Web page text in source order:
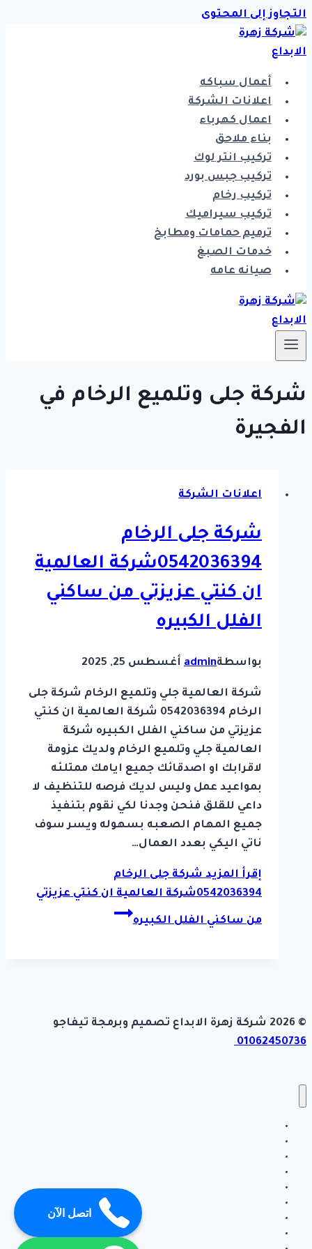
التجاوز إلى المحتوى
أعمال سباكه
اعلانات الشركة
اعمال كهرباء
بناء ملاحق
تركيب انتر لوك
تركيب جبس بورد
تركيب رخام
تركيب سيراميك
ترميم حمامات ومطابخ
خدمات الصبغ
صيانه عامه
شركة جلى وتلميع الرخام في
الفجيرة
اعلانات الشركة
شركة جلى الرخام
0542036394شركة العالمية
ان كنتي عزيزتي من ساكني
الفلل الكبيره
بواسطةadmin أغسطس 25, 2025
شركة العالمية جلي وتلميع الرخام شركة جلى
الرخام 0542036394 شركة العالمية ان كنتي
عزيزتي من ساكني الفلل الكبيره شركة
العالمية جلي وتلميع الرخام ولديك عزومة
لاقرابك او اصدقائك جميع ايامك ممتلئه
بمواعيد عمل وليس لديك فرصه للتنظيف لا
داعي للقلق فنحن وجدنا لكي نقوم بتنفيذ
جميع المهام الصعبه بسهوله ويسر سوف
ناتي اليكي بعدد العمال…
إقرأ المزيدشركة جلى الرخام
0542036394شركة العالمية ان كنتي عزيزتي
من ساكني الفلل الكبيره
© 2026 شركة زهرة الابداع تصميم وبرمجة تيفاجو
01062450736
اتصل الآن